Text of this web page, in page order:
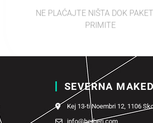
NE PLAĆAJTE NIŠTA DOK
PRIMITE
SEVERNA
Kej 13-ti Noembri 12, 1106
info@herberi.com